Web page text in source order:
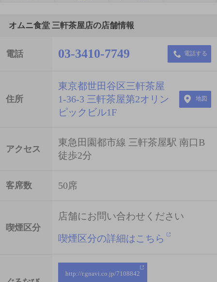
オムニ食堂 三軒茶屋店の店舗情報
電話 03-3410-7749 電話する
住所
東京都世田谷区三軒茶屋
1-36-3 三軒茶屋第2オリン
ピックビル1F
地図
アクセス
東急田園都市線 三軒茶屋駅 南口B
徒歩2分
客席数 50席
喫煙区分
店舗にお問い合わせください
喫煙区分の詳細はこちら
http://r.gnavi.co.jp/7108842